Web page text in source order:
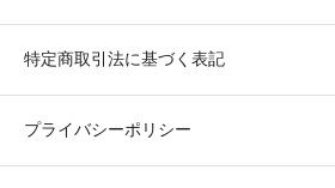
特定商取引法に基づく表記
プライバシーポリシー